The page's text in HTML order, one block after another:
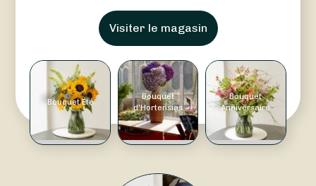
Visiter le magasin
Bouquet Été
Bouquet
d'Hortensias
Bouquet
Anniversaire